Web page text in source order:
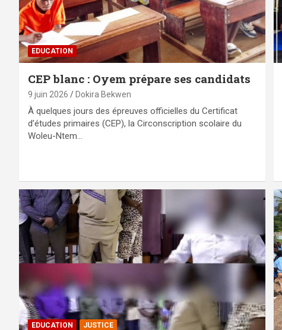
EDUCATION
CEP blanc : Oyem prépare ses candidats
9 juin 2026 Dokira Bekwen
À quelques jours des épreuves officielles du Certificat
d’études primaires (CEP), la Circonscription scolaire du
Woleu-Ntem…
EDUCATION JUSTICE